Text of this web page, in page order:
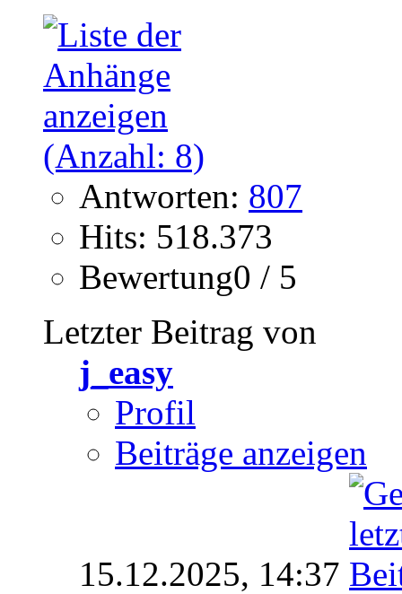
Antworten: 807
Hits: 518.373
Bewertung0 / 5
Letzter Beitrag von
j_easy
Profil
Beiträge anzeigen
15.12.2025, 14:37